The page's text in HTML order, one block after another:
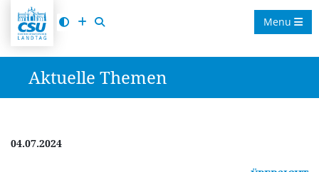
Menu
Aktuelle Themen
04.07.2024